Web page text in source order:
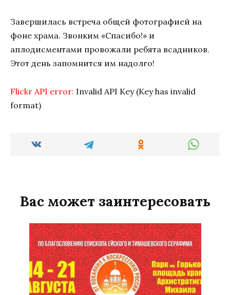
Завершилась встреча общей фотографией на
фоне храма. Звонким «Спасибо!» и
аплодисментами провожали ребята всадников.
Этот день запомнится им надолго!
Flickr API error: Invalid API Key (Key has invalid
format)
Вас может заинтересовать